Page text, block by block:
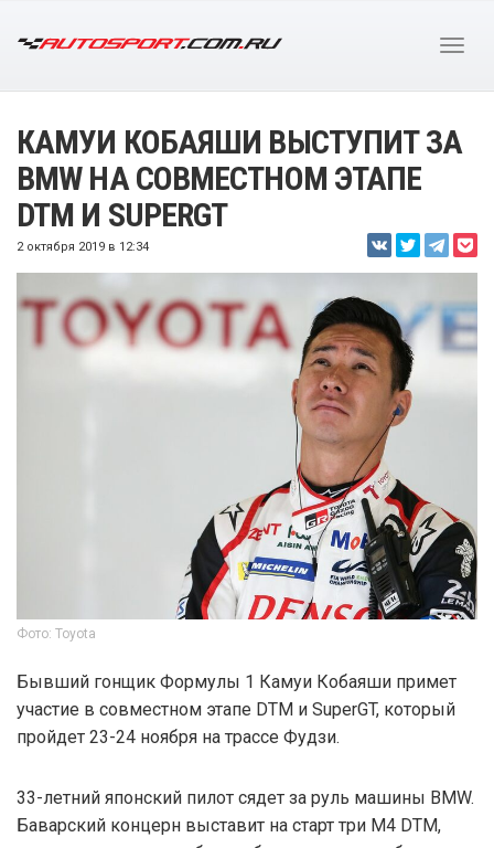
КАМУИ КОБАЯШИ ВЫСТУПИТ ЗА
BMW НА СОВМЕСТНОМ ЭТАПЕ
DTM И SUPERGT
2 октября 2019 в 12:34
Фото: Toyota
Бывший гонщик Формулы 1 Камуи Кобаяши примет
участие в совместном этапе DTM и SuperGT, который
пройдет 23-24 ноября на трассе Фудзи.
33-летний японский пилот сядет за руль машины BMW.
Баварский концерн выставит на старт три M4 DTM,